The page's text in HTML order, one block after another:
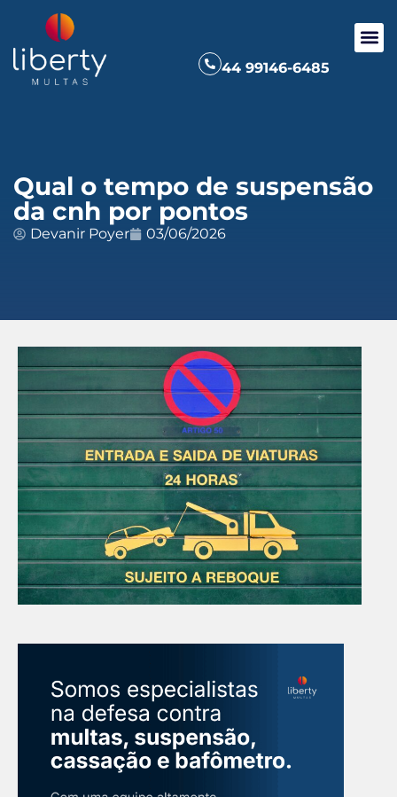
44 99146-6485
Qual o tempo de suspensão
da cnh por pontos
Devanir Poyer 03/06/2026